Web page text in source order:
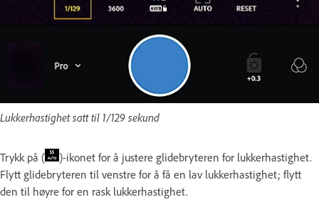
Lukkerhastighet satt til 1/129 sekund
Trykk på (
)-ikonet for å justere glidebryteren for lukkerhastighet.
Flytt glidebryteren til venstre for å få en lav lukkerhastighet; flytt
den til høyre for en rask lukkerhastighet.